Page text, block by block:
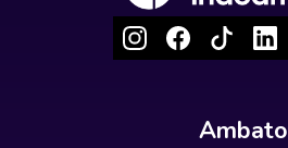
Ambato